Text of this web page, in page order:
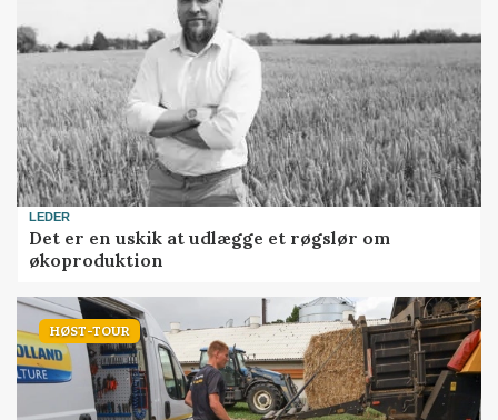
LEDER
Det er en uskik at udlægge et røgslør om
økoproduktion
HØST-TOUR